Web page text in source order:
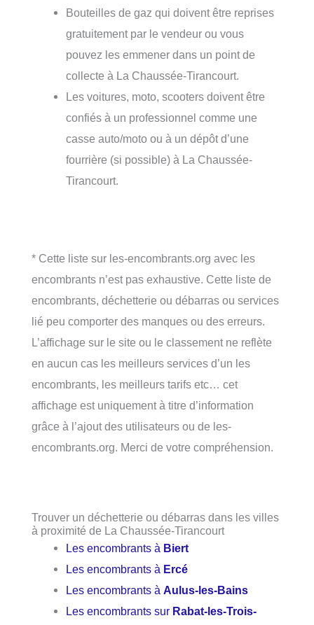
Bouteilles de gaz qui doivent être reprises
gratuitement par le vendeur ou vous
pouvez les emmener dans un point de
collecte à La Chaussée-Tirancourt.
Les voitures, moto, scooters doivent être
confiés à un professionnel comme une
casse auto/moto ou à un dépôt d’une
fourrière (si possible) à La Chaussée-
Tirancourt.
* Cette liste sur les-encombrants.org avec les
encombrants n’est pas exhaustive. Cette liste de
encombrants, déchetterie ou débarras ou services
lié peu comporter des manques ou des erreurs.
L’affichage sur le site ou le classement ne reflète
en aucun cas les meilleurs services d’un les
encombrants, les meilleurs tarifs etc… cet
affichage est uniquement à titre d’information
grâce à l’ajout des utilisateurs ou de les-
encombrants.org. Merci de votre compréhension.
Trouver un déchetterie ou débarras dans les villes
à proximité de La Chaussée-Tirancourt
Les encombrants à Biert
Les encombrants à Ercé
Les encombrants àAulus-les-Bains
Les encombrants sur Rabat-les-Trois-